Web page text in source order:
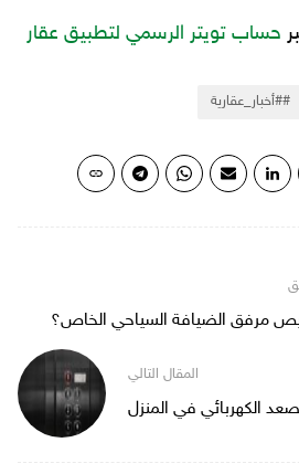
حساب تويتر الرسمي لتطبيق عقار
#أخبار_عقارية
مرفق الضيافة السياحي الخاص؟
الكهربائي في المنزل